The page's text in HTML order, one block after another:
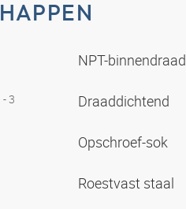
NPT-binnendraad
3 Draaddichtend
Opschroef-sok
Roestvast staal